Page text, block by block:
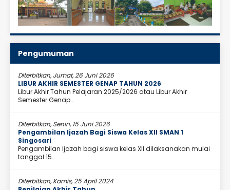
Pengumuman
Diterbitkan, Jumat, 26 Juni 2026
LIBUR AKHIR SEMESTER GENAP TAHUN 2026
Libur Akhir Tahun Pelajaran 2025/2026 atau Libur Akhir
Semester Genap..
Diterbitkan, Senin, 15 Juni 2026
Pengambilan Ijazah Bagi Siswa Kelas XII SMAN 1
Singosari
Pengambilan Ijazah bagi siswa kelas XII dilaksanakan mulai
tanggal 15..
Diterbitkan, Kamis, 25 April 2024